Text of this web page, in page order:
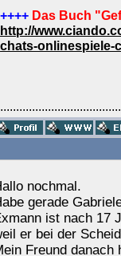
++++ Das Buch
http://
chats-onlinespiele-
nochmal.
gerade
ist nach 17
er bei der
Freund